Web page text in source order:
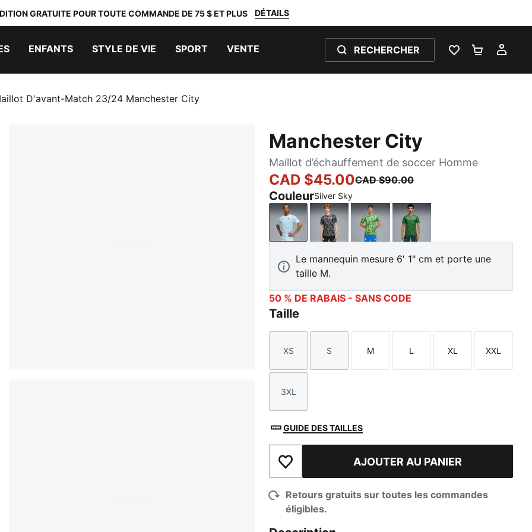
GRATUITE POUR TOUTE COMMANDE DE 75 $ ET PLUS DÉTAILS
ENFANTS STYLE DE VIE SPORT VENTE RECHERCHER
LISTE DEPANIER 0
D'avant-Match 23/24 Manchester City
Manchester City
Maillot d’échauffement de soccer Homme
CAD $45.00CAD $90.00
CouleurSilver Sky
Silver SkyPUMA Black-Flat Dark Gray
Pro Green-Hyperlink Blue
Green Terrain-Sport Green
Le mannequin mesure 6' 1" cm et porte une
taille M.
50 % DE RABAIS - SANS CODE
Taille
Taille
XS
Taille
S
Taille
M
Taille
L
Taille
XL
Taille
XXL
Taille
3XL
GUIDE DES TAILLES
Ajouter à la liste de souhaits
AJOUTER AU PANIER
Retours gratuits sur toutes les commandes
éligibles.